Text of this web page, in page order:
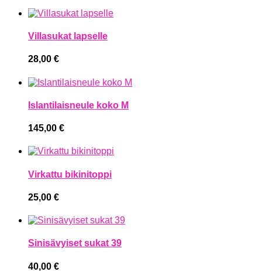
Villasukat lapselle
28,00 €
Islantilaisneule koko M
145,00 €
Virkattu bikinitoppi
25,00 €
Sinisävyiset sukat 39
40,00 €